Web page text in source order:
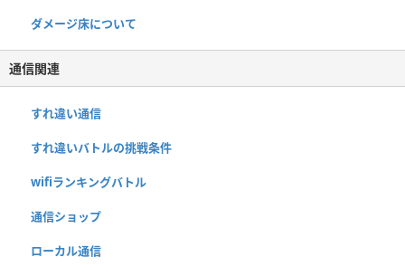
ダメージ床について
通信関連
すれ違い通信
すれ違いバトルの挑戦条件
wifiランキングバトル
通信ショップ
ローカル通信